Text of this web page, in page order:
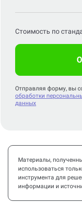
Стоимость по
Отправляя форму, вы
обработки
данных
Материалы,
использоваться
инструмента для
информации и